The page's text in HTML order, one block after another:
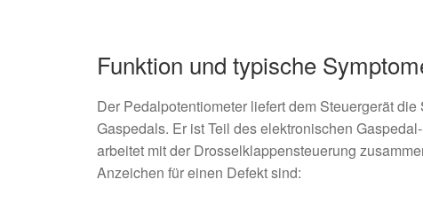
Funktion und typische
Der Pedalpotentiometer liefert dem Steuergerät die
Gaspedals. Er ist Teil des elektronischen
arbeitet mit der Drosselklappensteuerung
Anzeichen für einen Defekt sind: